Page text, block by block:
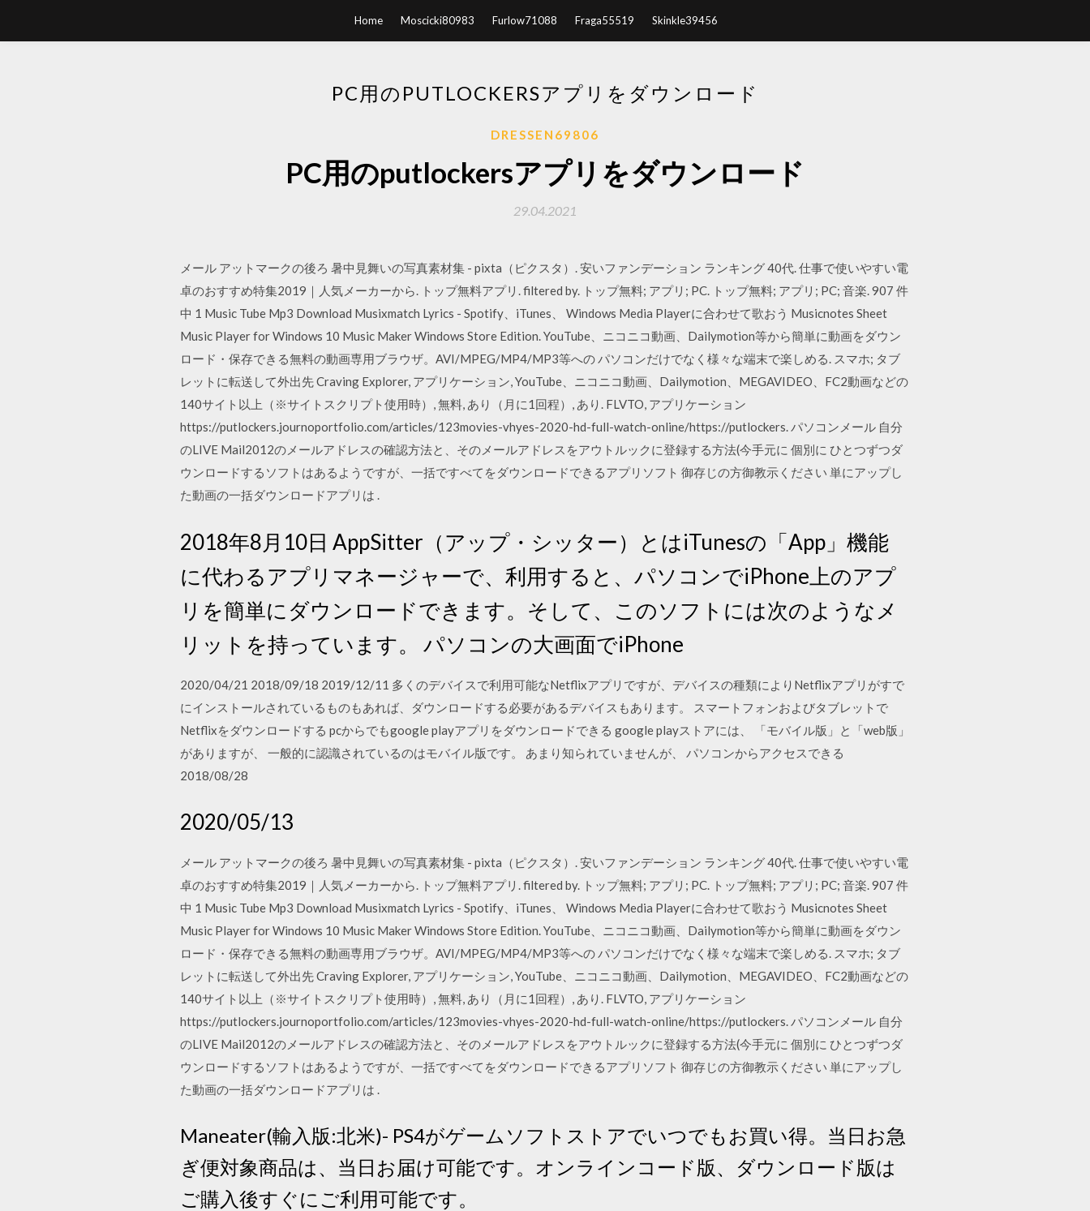
Home Moscicki80983 Furlow71088 Fraga55519 Skinkle39456
PC用のPUTLOCKERSアプリをダウンロード
DRESSEN69806
PC用のputlockersアプリをダウンロード
29.04.2021
メール アットマークの後ろ 暑中見舞いの写真素材集 - pixta（ピクスタ）. 安いファンデーション ランキング 40代. 仕事で使いやすい電
卓のおすすめ特集2019｜人気メーカーから. トップ無料アプリ. filtered by. トップ無料; アプリ; PC. トップ無料; アプリ; PC; 音楽. 907 件
中 1 Music Tube Mp3 Download Musixmatch Lyrics - Spotify、iTunes、 Windows Media Playerに合わせて歌おう Musicnotes Sheet
Music Player for Windows 10 Music Maker Windows Store Edition. YouTube、ニコニコ動画、Dailymotion等から簡単に動画をダウン
ロード・保存できる無料の動画専用ブラウザ。AVI/MPEG/MP4/MP3等への パソコンだけでなく様々な端末で楽しめる. スマホ; タブ
レットに転送して外出先 Craving Explorer, アプリケーション, YouTube、ニコニコ動画、Dailymotion、MEGAVIDEO、FC2動画などの
140サイト以上（※サイトスクリプト使用時）, 無料, あり（月に1回程）, あり. FLVTO, アプリケーション
https://putlockers.journoportfolio.com/articles/123movies-vhyes-2020-hd-full-watch-online/https://putlockers. パソコンメール 自分
のLIVE Mail2012のメールアドレスの確認方法と、そのメールアドレスをアウトルックに登録する方法(今手元に 個別に ひとつずつダ
ウンロードするソフトはあるようですが、一括ですべてをダウンロードできるアプリソフト 御存じの方御教示ください 単にアップし
た動画の一括ダウンロードアプリは .
2018年8月10日 AppSitter（アップ・シッター）とはiTunesの「App」機能
に代わるアプリマネージャーで、利用すると、パソコンでiPhone上のアプ
リを簡単にダウンロードできます。そして、このソフトには次のようなメ
リットを持っています。 パソコンの大画面でiPhone
2020/04/21 2018/09/18 2019/12/11 多くのデバイスで利用可能なNetflixアプリですが、デバイスの種類によりNetflixアプリがすで
にインストールされているものもあれば、ダウンロードする必要があるデバイスもあります。 スマートフォンおよびタブレットで
Netflixをダウンロードする pcからでもgoogle playアプリをダウンロードできる google playストアには、 「モバイル版」と「web版」
がありますが、 一般的に認識されているのはモバイル版です。 あまり知られていませんが、 パソコンからアクセスできる
2018/08/28
2020/05/13
メール アットマークの後ろ 暑中見舞いの写真素材集 - pixta（ピクスタ）. 安いファンデーション ランキング 40代. 仕事で使いやすい電
卓のおすすめ特集2019｜人気メーカーから. トップ無料アプリ. filtered by. トップ無料; アプリ; PC. トップ無料; アプリ; PC; 音楽. 907 件
中 1 Music Tube Mp3 Download Musixmatch Lyrics - Spotify、iTunes、 Windows Media Playerに合わせて歌おう Musicnotes Sheet
Music Player for Windows 10 Music Maker Windows Store Edition. YouTube、ニコニコ動画、Dailymotion等から簡単に動画をダウン
ロード・保存できる無料の動画専用ブラウザ。AVI/MPEG/MP4/MP3等への パソコンだけでなく様々な端末で楽しめる. スマホ; タブ
レットに転送して外出先 Craving Explorer, アプリケーション, YouTube、ニコニコ動画、Dailymotion、MEGAVIDEO、FC2動画などの
140サイト以上（※サイトスクリプト使用時）, 無料, あり（月に1回程）, あり. FLVTO, アプリケーション
https://putlockers.journoportfolio.com/articles/123movies-vhyes-2020-hd-full-watch-online/https://putlockers. パソコンメール 自分
のLIVE Mail2012のメールアドレスの確認方法と、そのメールアドレスをアウトルックに登録する方法(今手元に 個別に ひとつずつダ
ウンロードするソフトはあるようですが、一括ですべてをダウンロードできるアプリソフト 御存じの方御教示ください 単にアップし
た動画の一括ダウンロードアプリは .
Maneater(輸入版:北米)- PS4がゲームソフトストアでいつでもお買い得。当日お急
ぎ便対象商品は、当日お届け可能です。オンラインコード版、ダウンロード版は
ご購入後すぐにご利用可能です。